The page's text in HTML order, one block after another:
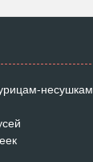
несушкам